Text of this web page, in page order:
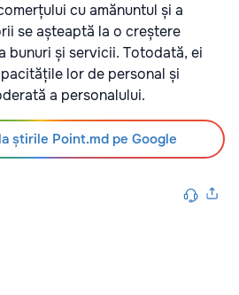
cu amănuntul și a
se așteaptă la o creștere
bunuri și servicii. Totodată, ei
lor de personal și
a personalului.
știrile Point.md pe Google